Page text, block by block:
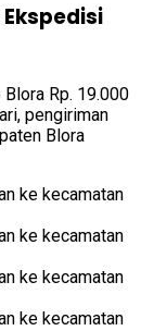
Rp. 19.000
pengiriman
Blora
ke kecamatan
ke kecamatan
ke kecamatan
ke kecamatan